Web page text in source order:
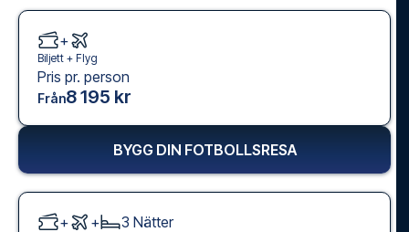
+
Biljett + Flyg
Pris pr. person
Från8 195 kr
BYGG DIN FOTBOLLSRESA
+ + 3 Nätter